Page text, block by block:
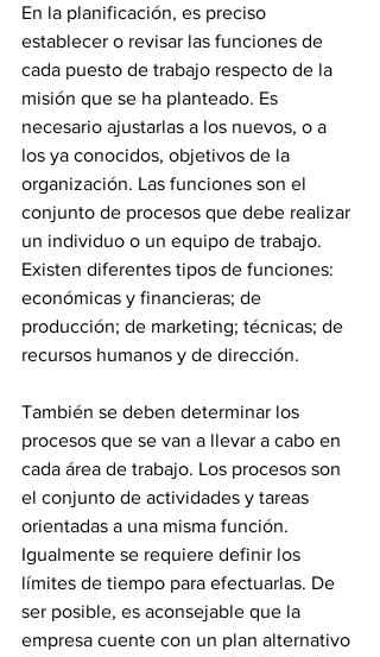
En la planificación, es preciso
establecer o revisar las funciones de
cada puesto de trabajo respecto de la
misión que se ha planteado. Es
necesario ajustarlas a los nuevos, o a
los ya conocidos, objetivos de la
organización. Las funciones son el
conjunto de procesos que debe realizar
un individuo o un equipo de trabajo.
Existen diferentes tipos de funciones:
económicas y financieras; de
producción; de marketing; técnicas; de
recursos humanos y de dirección.
También se deben determinar los
procesos que se van a llevar a cabo en
cada área de trabajo. Los procesos son
el conjunto de actividades y tareas
orientadas a una misma función.
Igualmente se requiere definir los
límites de tiempo para efectuarlas. De
ser posible, es aconsejable que la
empresa cuente con un plan alternativo